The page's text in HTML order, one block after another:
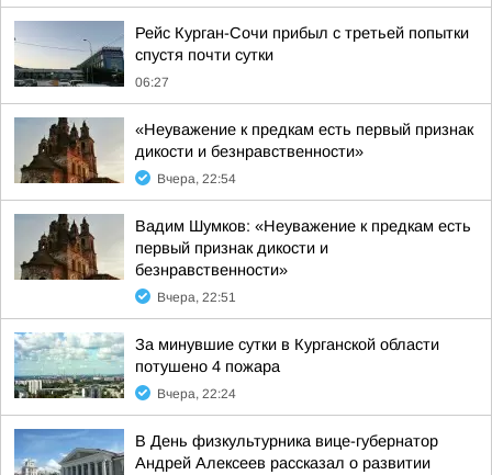
Рейс Курган-Сочи прибыл с третьей попытки
спустя почти сутки
06:27
«Неуважение к предкам есть первый признак
дикости и безнравственности»
Вчера, 22:54
Вадим Шумков: «Неуважение к предкам есть
первый признак дикости и
безнравственности»
Вчера, 22:51
За минувшие сутки в Курганской области
потушено 4 пожара
Вчера, 22:24
В День физкультурника вице-губернатор
Андрей Алексеев рассказал о развитии